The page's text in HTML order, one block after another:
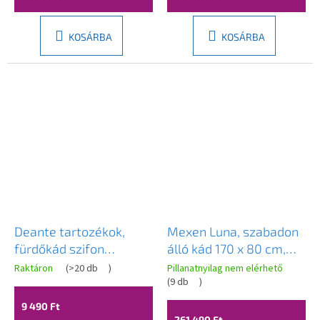
KOSÁRBA KOSÁRBA
Deante tartozékok,
fürdőkád szifon
rugalmas
csatlakozással, fehér,
DEA-KXY_991W
Raktáron (>20 db )
9 490 Ft
Mexen Luna, szabadon
álló kád 170 x 80 cm,
fehér, réz túlfolyó,
52031708000-65
Pillanatnyilag nem elérhető
(9 db )